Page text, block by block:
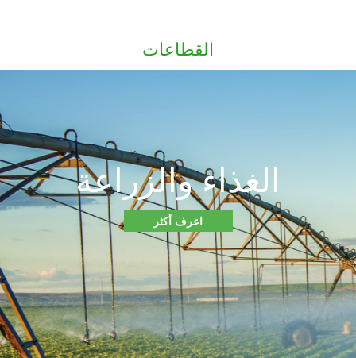
القطاعات
الغذاء والزراعة
اعرف أكثر